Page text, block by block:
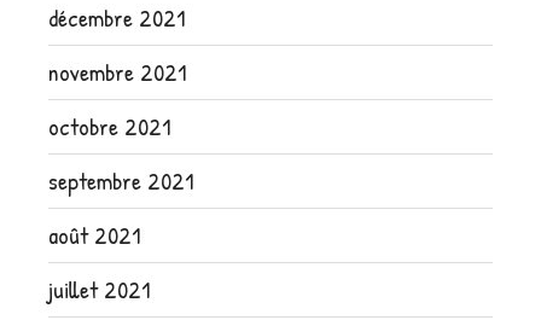
décembre 2021
novembre 2021
octobre 2021
septembre 2021
août 2021
juillet 2021